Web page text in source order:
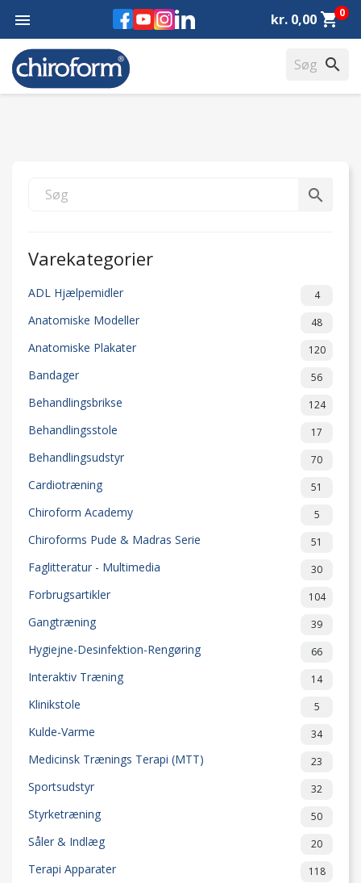
Facebook
YouTube
Instagram
LinkedIn
 kr. 0,00 shopping_cart0
search
search
Varekategorier
ADL Hjælpemidler 4
Anatomiske Modeller 48
Anatomiske Plakater 120
Bandager 56
Behandlingsbrikse 124
Behandlingsstole 17
Behandlingsudstyr 70
Cardiotræning 51
Chiroform Academy 5
Chiroforms Pude & Madras Serie 51
Faglitteratur - Multimedia 30
Forbrugsartikler 104
Gangtræning 39
Hygiejne-Desinfektion-Rengøring 66
Interaktiv Træning 14
Klinikstole 5
Kulde-Varme 34
Medicinsk Trænings Terapi (MTT) 23
Sportsudstyr 32
Styrketræning 50
Såler & Indlæg 20
Terapi Apparater 118